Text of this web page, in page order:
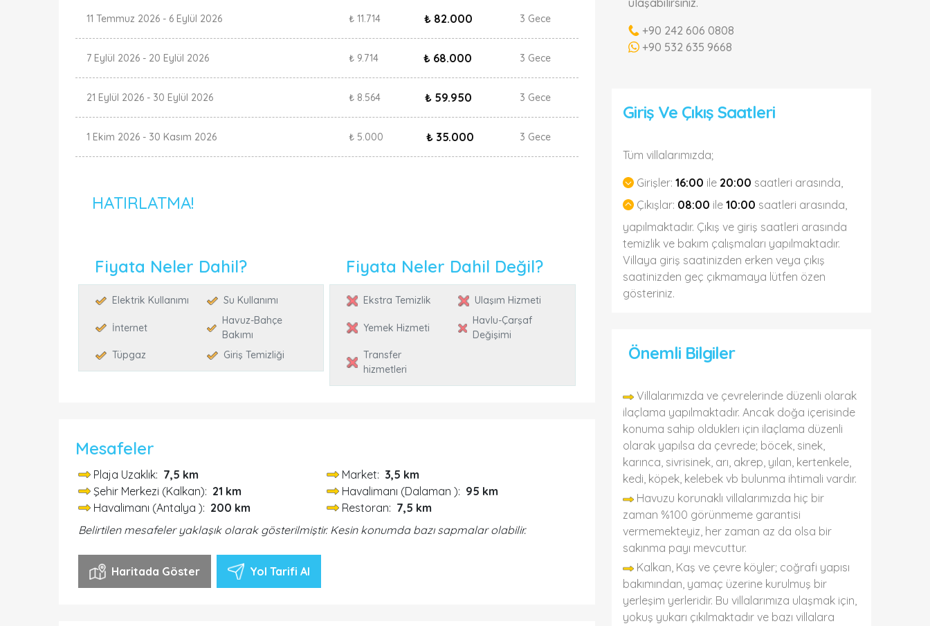
11 Temmuz 2026 - 6 Eylül 2026 ₺ 11.714 ₺ 82.000 3 Gece
7 Eylül 2026 - 20 Eylül 2026 ₺ 9.714 ₺ 68.000 3 Gece
21 Eylül 2026 - 30 Eylül 2026 ₺ 8.564 ₺ 59.950 3 Gece
1 Ekim 2026 - 30 Kasım 2026 ₺ 5.000 ₺ 35.000 3 Gece
HATIRLATMA!
Fiyata Neler Dahil?
Elektrik Kullanımı Su Kullanımı
İnternet
Havuz-Bahçe
Bakımı
Tüpgaz
Giriş Temizliği
Fiyata Neler Dahil Değil?
Ekstra Temizlik Ulaşım Hizmeti
Yemek Hizmeti
Havlu-Çarşaf
Değişimi
Transfer
hizmetleri
Mesafeler
Plaja Uzaklık: 7,5 km Market: 3,5 km
Şehir Merkezi (Kalkan): 21 km Havalimanı (Dalaman ): 95 km
Havalimanı (Antalya ): 200 km Restoran: 7,5 km
Belirtilen mesafeler yaklaşık olarak gösterilmiştir. Kesin konumda bazı sapmalar olabilir.
Haritada Göster Yol Tarifi Al
ulaşabilirsiniz.
+90 242 606 0808
+90 532 635 9668
Giriş Ve Çıkış Saatleri
Tüm villalarımızda;
Girişler: 16:00 ile 20:00 saatleri arasında,
Çıkışlar: 08:00 ile 10:00 saatleri arasında,
yapılmaktadır. Çıkış ve giriş saatleri arasında
temizlik ve bakım çalışmaları yapılmaktadır.
Villaya giriş saatinizden erken veya çıkış
saatinizden geç çıkmamaya lütfen özen
gösteriniz.
Önemli Bilgiler
Villalarımızda ve çevrelerinde düzenli olarak
ilaçlama yapılmaktadır. Ancak doğa içerisinde
konuma sahip olduklerı için ilaçlama düzenli
olarak yapılsa da çevrede; böcek, sinek,
karınca, sivrisinek, arı, akrep, yılan, kertenkele,
kedi, köpek, kelebek vb bulunma ihtimali vardır.
Havuzu korunaklı villalarımızda hiç bir
zaman %100 görünmeme garantisi
vermemekteyiz, her zaman az da olsa bir
sakınma payı mevcuttur.
Kalkan, Kaş ve çevre köyler; coğrafi yapısı
bakımından, yamaç üzerine kurulmuş bir
yerleşim yerleridir. Bu villalarımıza ulaşmak için,
yokuş yukarı çıkılmaktadır ve bazı villalara